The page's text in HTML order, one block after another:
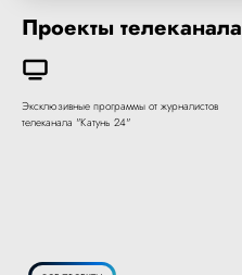
Проекты телеканала
Эксклюзивные программы от журналистов
телеканала "Катунь 24"